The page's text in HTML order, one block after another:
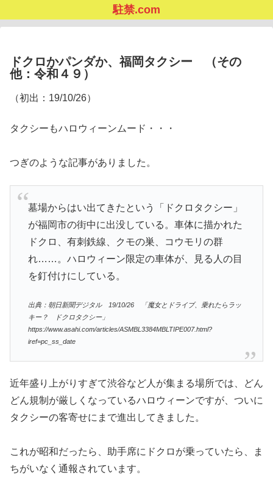
駐禁.com
ドクロかパンダか、福岡タクシー （その
他：令和４９）
（初出：19/10/26）
タクシーもハロウィーンムード・・・
つぎのような記事がありました。
墓場からはい出てきたという「ドクロタクシー」
が福岡市の街中に出没している。車体に描かれた
ドクロ、有刺鉄線、クモの巣、コウモリの群
れ……。ハロウィーン限定の車体が、見る人の目
を釘付けにしている。
出典：朝日新聞デジタル 19/10/26 「魔女とドライブ、乗れたらラッ
キー？ ドクロタクシー」
https://www.asahi.com/articles/ASMBL3384MBLTIPE007.html?
iref=pc_ss_date
近年盛り上がりすぎて渋谷など人が集まる場所では、どん
どん規制が厳しくなっているハロウィーンですが、ついに
タクシーの客寄せにまで進出してきました。
これが昭和だったら、助手席にドクロが乗っていたら、ま
ちがいなく通報されています。